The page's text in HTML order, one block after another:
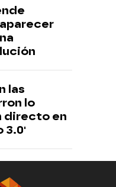
las
lo
directo en
3.0'